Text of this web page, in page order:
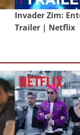
Invader Zim:
Trailer | Netflix